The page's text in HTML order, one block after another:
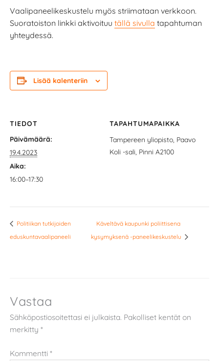
Vaalipaneelikeskustelu myös striimataan verkkoon.
Suoratoiston linkki aktivoituu tällä sivulla tapahtuman
yhteydessä.
Lisää kalenteriin
TIEDOT
Päivämäärä:
19.4.2023
Aika:
16:00–17:30
TAPAHTUMAPAIKKA
Tampereen yliopisto, Paavo
Koli -sali, Pinni A2100
Politiikan tutkijoiden
eduskuntavaalipaneeli
Käveltävä kaupunki poliittisena
kysymyksenä -paneelikeskustelu
Vastaa
Sähköpostiosoitettasi ei julkaista. Pakolliset kentät on
merkitty *
Kommentti *